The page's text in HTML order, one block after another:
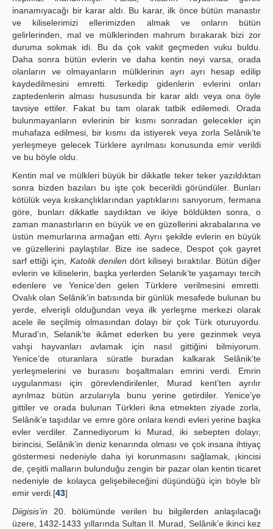
inanamıyacağı bir karar aldı. Bu karar, ilk önce bütün manastır
ve kiliselerimizi ellerimizden almak ve onların bütün
gelirlerinden, mal ve mülklerinden mahrum bırakarak bizi zor
duruma sokmak idi. Bu da çok vakit geçmeden vuku buldu.
Daha sonra bütün evlerin ve daha kentin neyi varsa, orada
olanların ve olmayanların mülklerinin ayrı ayrı hesap edilip
kaydedilmesini emretti. Terkedip gidenlerin evlerini onları
zaptedenlerin alması hususunda bir karar aldı veya ona öyle
tavsiye ettiler. Fakat bu tam olarak tatbik edilemedi. Orada
bulunmayanların evlerinin bir kısmı sonradan gelecekler için
muhafaza edilmesi, bir kısmı da istiyerek veya zorla Selânik’te
yerleşmeye gelecek Türklere ayrılması konusunda emir verildi
ve bu böyle oldu.
Kentin mal ve mülkleri büyük bir dikkatle teker teker yazıldıktan
sonra bizden bazıları bu işte çok becerildi göründüler. Bunları
kötülük veya kıskançlıklarından yaptıklarını sanıyorum, fermana
göre, bunları dikkatle saydıktan ve ikiye böldükten sonra, o
zaman manastırların en büyük ve en güzellerini akrabalarına ve
üstün memurlarına armağan etti. Ayrıı şekilde evlerin en büyük
ve güzellerini paylaştılar. Bize ise sadece, Despot çok gayret
sarf ettiği için, Katolik denilen dört kiliseyi bıraktılar. Bütün diğer
evlerin ve kiliselerin, başka yerlerden Selanik’te yaşamayı tercih
edenlere ve Yenice’den gelen Türklere verilmesini emretti.
Ovalık olan Selânik’in batısında bir günlük mesafede bulunan bu
yerde, elverişli olduğundan veya ilk yerleşme merkezi olarak
acele ile seçilmiş olmasından dolayı bir çok Türk oturuyordu.
Murad’ın, Selanik’te ikâmet ederken bu yere gezinmek veya
vahşi hayvanları avlamak için nasıl gittiğini bilmiyorum.
Yenice’de oturanlara süratle buradan kalkarak Selânik’te
yerleşmelerini ve burasını boşaltmaları emrini verdi. Emrin
uygulanması için görevlendirilenler, Murad kent’ten ayrılır
ayrılmaz bütün arzularıyla bunu yerine getirdiler. Yenice’ye
gittiler ve orada bulunan Türkleri ikna etmekten ziyade zorla,
Selânik’e taşıdılar ve emre göre onlara kendi evleri yerine başka
evler verdiler. Zannediyorum ki Murad, iki sebepten dolayı;
birincisi, Selânik’in deniz kenarında olması ve çok insana ihtiyaç
göstermesi nedeniyle daha iyi korunmasını sağlamak, ¡kincisi
de, çeşitli malların bulunduğu zengin bir pazar olan kentin ticaret
nedeniyle de kolayca gelişebileceğini düşündüğü için böyle bîr
emir verdi.[43]
Diigisis’in 20. bölümünde verilen bu bilgilerden anlaşılacağı
üzere, 1432-1433 yıllarında Sultan II. Murad, Selânik’e ikinci kez